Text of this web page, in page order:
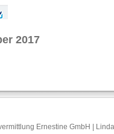
2017
Ernestine GmbH |